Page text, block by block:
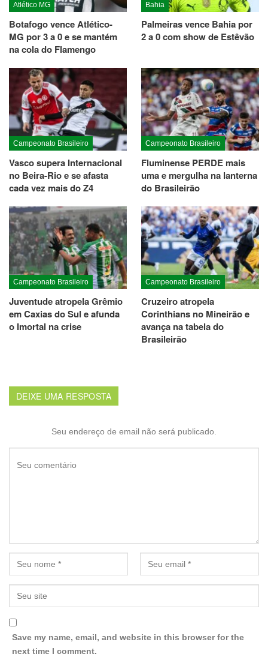
Atlético MG
Botafogo vence Atlético-
MG por 3 a 0 e se mantém
na cola do Flamengo
Bahia
Palmeiras vence Bahia por
2 a 0 com show de Estêvão
Campeonato Brasileiro
Vasco supera Internacional
no Beira-Rio e se afasta
cada vez mais do Z4
Campeonato Brasileiro
Fluminense PERDE mais
uma e mergulha na lanterna
do Brasileirão
Campeonato Brasileiro
Juventude atropela Grêmio
em Caxias do Sul e afunda
o Imortal na crise
Campeonato Brasileiro
Cruzeiro atropela
Corinthians no Mineirão e
avança na tabela do
Brasileirão
DEIXE UMA RESPOSTA
Seu endereço de email não será publicado.
Save my name, email, and website in this browser for the
next time I comment.